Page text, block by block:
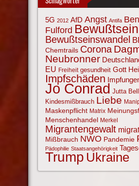
5G 2012 AfD Angst Antifa
Fulford Bewußtsein
Bewußtseinswandel
Chemtrails Corona
Neubronner
EU Freiheit gesundheit Gott
Impfschäden
Jo Conrad Jutta
Kindesmißbrauch Liebe
Maskenpflicht Matrix
Menschenhandel Merkel
Migrantengewalt
Mißbrauch NWO Pandemie
Pädophilie Staatsangehörigkeit
Trump Ukraine